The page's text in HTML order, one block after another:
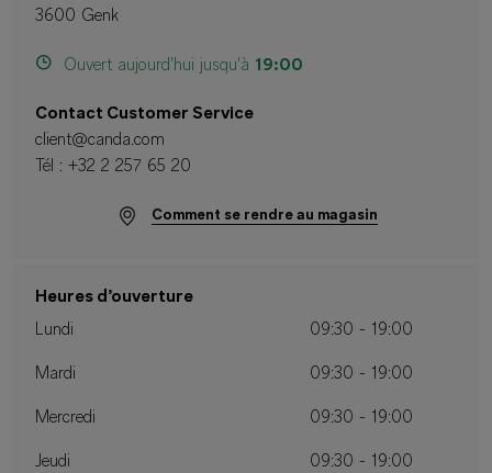
3600 Genk
Ouvert aujourd'hui jusqu'à 19:00
Contact Customer Service
client@canda.com
Tél : +32 2 257 65 20
Comment se rendre au magasin
Heures d’ouverture
Lundi
09:30 - 19:00
Mardi 09:30 - 19:00
Mercredi 09:30 - 19:00
Jeudi 09:30 - 19:00